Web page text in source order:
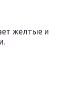
желтые и